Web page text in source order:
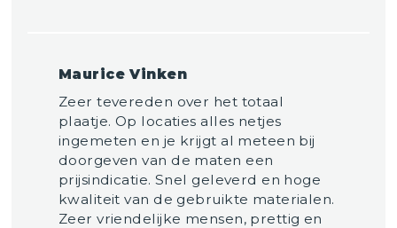
Maurice Vinken
Zeer tevereden over het totaal
plaatje. Op locaties alles netjes
ingemeten en je krijgt al meteen bij
doorgeven van de maten een
prijsindicatie. Snel geleverd en hoge
kwaliteit van de gebruikte materialen.
Zeer vriendelijke mensen, prettig en